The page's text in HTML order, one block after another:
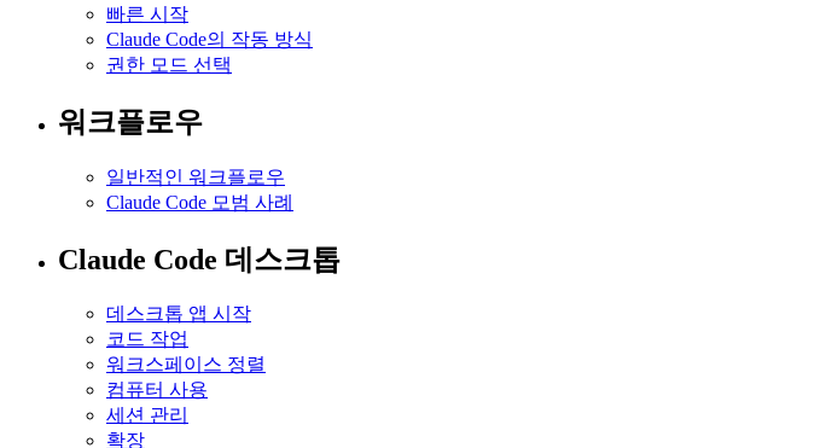
빠른 시작
Claude Code의 작동 방식
권한 모드 선택
워크플로우
일반적인 워크플로우
Claude Code 모범 사례
Claude Code 데스크톱
데스크톱 앱 시작
코드 작업
워크스페이스 정렬
컴퓨터 사용
세션 관리
확장